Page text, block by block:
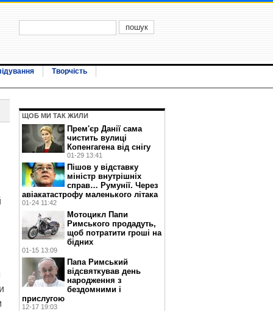
Творчість
ЩОБ МИ ТАК ЖИЛИ
Прем'єр Данії сама
чистить вулиці
Копенгагена від снігу
01-29 13:41
Пішов у відставку
міністр внутрішніх
справ… Румунії. Через
авіакатастрофу маленького літака
01-24 11:42
Мотоцикл Папи
Римського продадуть,
щоб потратити гроші на
бідних
01-15 13:09
Папа Римський
відсвяткував день
народження з
бездомними і
прислугою
12-17 19:03